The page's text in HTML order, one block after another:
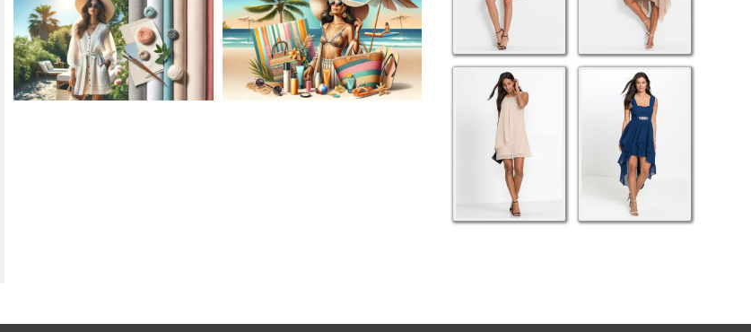
LETNIA MODA PLAŻOWA:
JAK STYLOWO
PRZETRWAĆ UPALNE